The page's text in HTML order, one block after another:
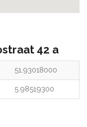
42 a
51.93018000
5.98519300